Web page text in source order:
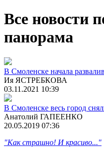
Все новости
панорама
В Смоленске начала
Ия ЯСТРЕБКОВА
03.11.2021 10:39
В Смоленске весь город
Анатолий ГАПЕЕНКО
20.05.2019 07:36
"Как страшно! И красиво..."